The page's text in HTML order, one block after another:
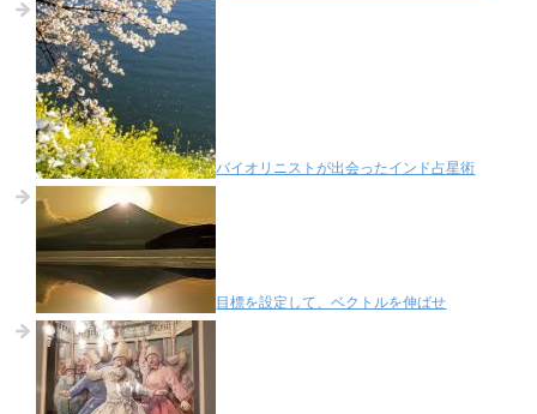
バイオリニストが出会ったインド占星術
目標を設定して、ベクトルを伸ばせ